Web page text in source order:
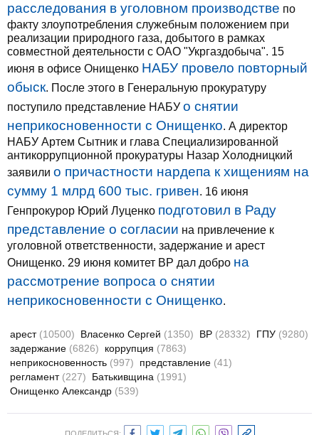
расследования в уголовном производстве по
факту злоупотребления служебным положением при
реализации природного газа, добытого в рамках
совместной деятельности с ОАО "Укргаздобыча". 15
июня в офисе Онищенко НАБУ провело повторный
обыск. После этого в Генеральную прокуратуру
поступило представление НАБУ о снятии
неприкосновенности с Онищенко. А директор
НАБУ Артем Сытник и глава Специализированной
антикоррупционной прокуратуры Назар Холодницкий
заявили о причастности нардепа к хищениям на
сумму 1 млрд 600 тыс. гривен. 16 июня
Генпрокурор Юрий Луценко подготовил в Раду
представление о согласии на привлечение к
уголовной ответственности, задержание и арест
Онищенко. 29 июня комитет ВР дал добро на
рассмотрение вопроса о снятии
неприкосновенности с Онищенко.
арест (10500) Власенко Сергей (1350) ВР (28332) ГПУ (9280)
задержание (6826) коррупция (7863)
неприкосновенность (997) представление (41)
регламент (227) Батькивщина (1991)
Онищенко Александр (539)